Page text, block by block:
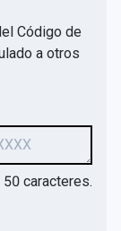
Código de
a otros
50 caracteres.